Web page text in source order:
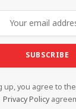
up, you agree to
Privacy Policy